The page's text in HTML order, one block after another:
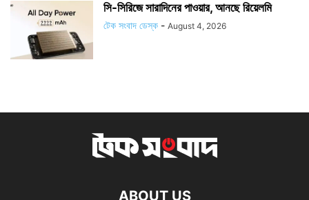
সি-সিরিজে সারাদিনের পাওয়ার, আনছে রিয়েলমি
টেক সংবাদ ডেস্ক - August 4, 2026
ABOUT US